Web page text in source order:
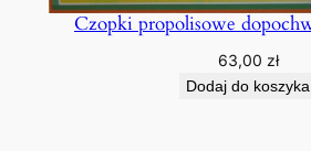
Czopki propolisowe
63,00 zł
Dodaj do koszyka